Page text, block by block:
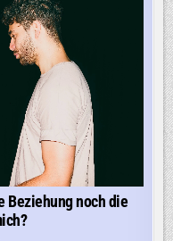
Beziehung noch die